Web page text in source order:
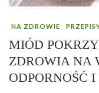
NA ZDROWIE
MIÓD
ZDROWIA NA
ODPORNOŚĆ